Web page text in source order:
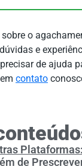
o
e
de ajuda
contato
de